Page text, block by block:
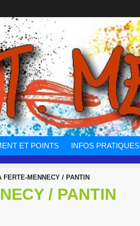
ET POINTS INFOS PRATIQUES
FERTE-MENNECY / PANTIN
/ PANTIN